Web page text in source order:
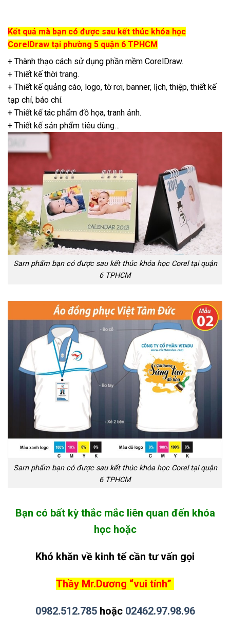
Kết quả mà bạn có được sau kết thúc khóa học
CorelDraw tại phường 5 quận 6 TPHCM
+ Thành thạo cách sử dụng phần mềm CorelDraw.
+ Thiết kế thời trang.
+ Thiết kế quảng cáo, logo, tờ rơi, banner, lịch, thiệp, thiết kế
tạp chí, báo chí.
+ Thiết kế tác phẩm đồ họa, tranh ảnh.
+ Thiết kế sản phẩm tiêu dùng…
Sarn phẩm bạn có được sau kết thúc khóa học Corel tại quận
6 TPHCM
Sarn phẩm bạn có được sau kết thúc khóa học Corel tại quận
6 TPHCM
Bạn có bất kỳ thắc mắc liên quan đến khóa
học hoặc
Khó khăn về kinh tế cần tư vấn gọi
Thầy Mr.Dương “vui tính”
0982.512.785hoặc 02462.97.98.96